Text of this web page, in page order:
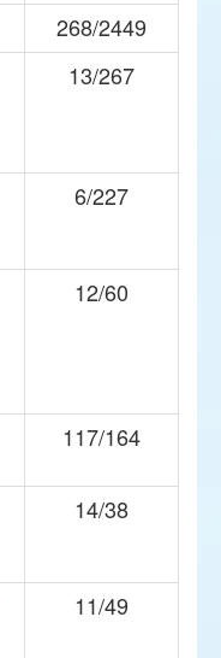
268/2449
13/267
6/227
12/60
117/164
14/38
11/49